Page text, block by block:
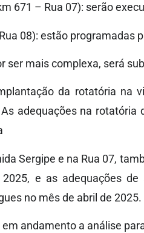
671 – Rua 07): serão
08): estão programadas
ser mais complexa, será
da rotatória na
adequações na
Sergipe e na Rua 07,
e as adequações de
no mês de abril de 2025.
andamento a análise